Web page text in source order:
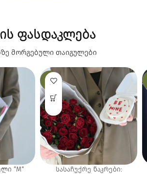
ფასდაკლება
მორგებული თაიგულები
”M”
-25%
სასაჩუქრე ნაკრები: